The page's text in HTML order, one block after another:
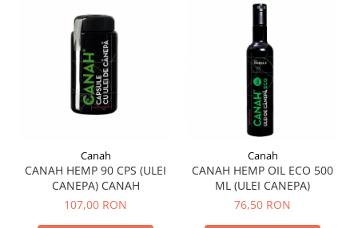
Reflux Gastro-Esofagian
Remineralizare
Retenție apă
Sindromul colonului iritabil
Sistemul circulator
Sistemul digestiv
Sistemul muscular
Canah
CANAH HEMP 90 CPS (ULEI
CANEPA) CANAH
107,00 RON
Canah
CANAH HEMP OIL ECO 500
ML (ULEI CANEPA)
76,50 RON